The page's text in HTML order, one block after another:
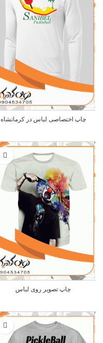
چاپ اختصاصی لباس در کرمانشاه
چاپ تصویر روی لباس